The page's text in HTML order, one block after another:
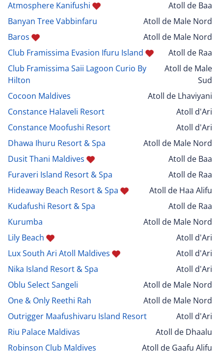
Atmosphere Kanifushi
Atoll de Baa
Banyan Tree Vabbinfaru
Atoll de Male Nord
Baros
Atoll de Male Nord
Club Framissima Evasion Ifuru Island
Atoll de Raa
Club Framissima Saii Lagoon Curio By
Hilton
Atoll de Male
Sud
Cocoon Maldives
Atoll de Lhaviyani
Constance Halaveli Resort
Atoll d'Ari
Constance Moofushi Resort
Atoll d'Ari
Dhawa Ihuru Resort & Spa
Atoll de Male Nord
Dusit Thani Maldives
Atoll de Baa
Furaveri Island Resort & Spa
Atoll de Raa
Hideaway Beach Resort & Spa
Atoll de Haa Alifu
Kudafushi Resort & Spa
Atoll de Raa
Kurumba
Atoll de Male Nord
Lily Beach
Atoll d'Ari
Lux South Ari Atoll Maldives
Atoll d'Ari
Nika Island Resort & Spa
Atoll d'Ari
Oblu Select Sangeli
Atoll de Male Nord
One & Only Reethi Rah
Atoll de Male Nord
Outrigger Maafushivaru Island Resort
Atoll d'Ari
Riu Palace Maldivas
Atoll de Dhaalu
Robinson Club Maldives
Atoll de Gaafu Alifu